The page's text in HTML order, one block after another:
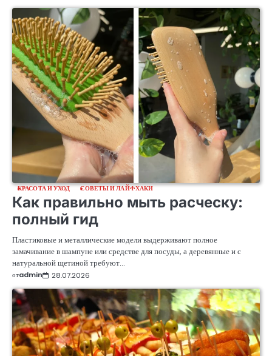
КРАСОТА И УХОД СОВЕТЫ И ЛАЙФХАКИ
Как правильно мыть расческу:
полный гид
Пластиковые и металлические модели выдерживают полное
замачивание в шампуне или средстве для посуды, а деревянные и с
натуральной щетиной требуют…
отadmin 28.07.2026